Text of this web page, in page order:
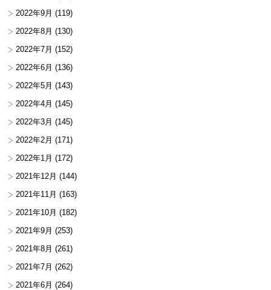
2022年9月 (119)
2022年8月 (130)
2022年7月 (152)
2022年6月 (136)
2022年5月 (143)
2022年4月 (145)
2022年3月 (145)
2022年2月 (171)
2022年1月 (172)
2021年12月 (144)
2021年11月 (163)
2021年10月 (182)
2021年9月 (253)
2021年8月 (261)
2021年7月 (262)
2021年6月 (264)